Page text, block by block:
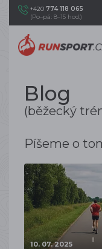
+420 774 118 065
(Po–pá: 8–15 hod.)
Blog
(běžecký
Píšeme o
10. 07. 2025